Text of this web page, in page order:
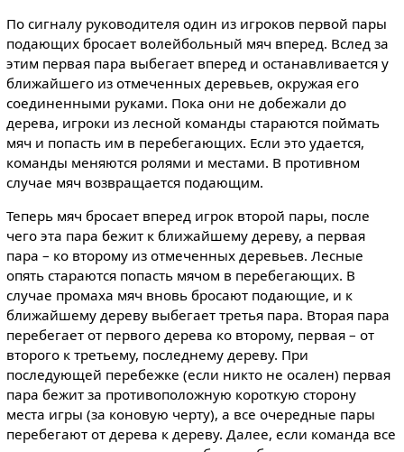
По сигналу руководителя один из игроков первой пары
подающих бросает волейбольный мяч вперед. Вслед за
этим первая пара выбегает вперед и останавливается у
ближайшего из от­меченных деревьев, окружая его
соеди­ненными руками. Пока они не добежали до
дерева, игроки из лесной команды стараются поймать
мяч и попасть им в перебегающих. Если это удается,
команды меняются ролями и местами. В противном
случае мяч возвращается подающим.
Теперь мяч бросает вперед игрок второй пары, после
чего эта пара бежит к ближайшему дереву, а первая
пара – ко второму из отмеченных деревьев. Лесные
опять стараются попасть мячом в перебегающих. В
случае промаха мяч вновь бросают подающие, и к
ближайшему дереву выбегает третья пара. Вторая пара
перебегает от первого дерева ко второму, первая – от
второго к третьему, последнему дереву. При
последующей перебежке (если никто не осален) первая
пара бежит за противоположную короткую сторону
места игры (за коновую черту), а все очередные пары
перебегают от дерева к дереву. Далее, если команда все